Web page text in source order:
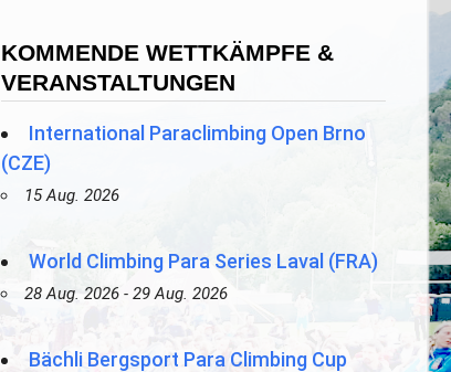
KOMMENDE WETTKÄMPFE &
VERANSTALTUNGEN
International Paraclimbing Open Brno
(CZE)
15 Aug. 2026
World Climbing Para Series Laval (FRA)
28 Aug. 2026 - 29 Aug. 2026
Bächli Bergsport Para Climbing Cup